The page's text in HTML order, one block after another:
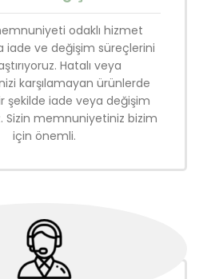
odaklı hizmet
iade ve değişim süreçlerini
Hatalı veya
karşılamayan ürünlerde
şekilde iade veya değişim
Sizin memnuniyetiniz bizim
için önemli.